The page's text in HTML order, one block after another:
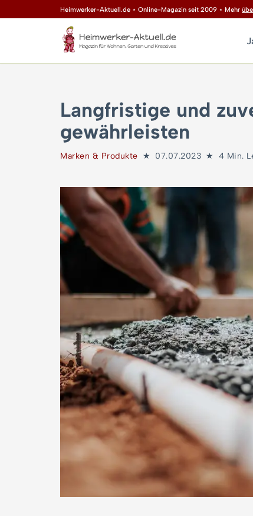
springen
Heimwerker-Aktuell.de ⋆ Online-Magazin seit 2009 ⋆ Mehr
Langfristige und
gewährleisten
Marken & Produkte 07.07.2023 4 Min.